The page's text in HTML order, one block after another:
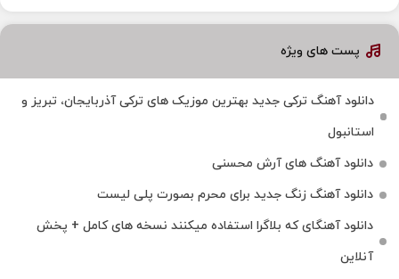
پست های ویژه
دانلود آهنگ ترکی جدید بهترین موزیک‌ های ترکی آذربایجان، تبریز و
استانبول
دانلود آهنگ های آرش محسنی
دانلود آهنگ زنگ جدید برای محرم بصورت پلی لیست
دانلود آهنگای که بلاگرا استفاده میکنند نسخه های کامل + پخش
آنلاین